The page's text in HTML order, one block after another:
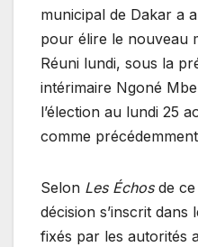
municipal de Dakar a
pour élire le nouveau
Réuni lundi, sous la
intérimaire Ngoné
l’élection au lundi 25
comme
Selon Les Échosde ce
décision s’inscrit dans
fixés par les autorités